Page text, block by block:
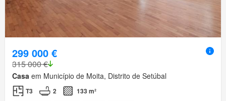
299 000 €
315 000 €
Casa em Município de Moita, Distrito de Setúbal
T3 2 133 m²